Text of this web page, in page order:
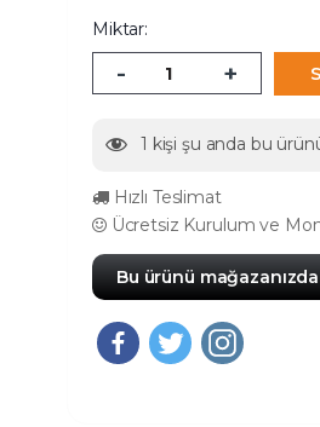
Miktar:
- +
1 kişi şu anda bu
Hızlı Teslimat
Ücretsiz Kurulum ve
Bu ürünü